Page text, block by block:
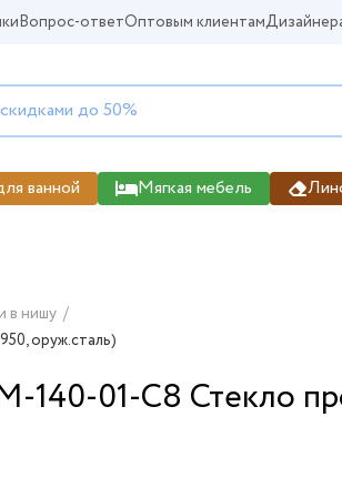
Вопрос-ответОптовым клиентам
ванной Мягкая мебель
в нишу /
оруж.сталь)
140-01-C8 Стекло